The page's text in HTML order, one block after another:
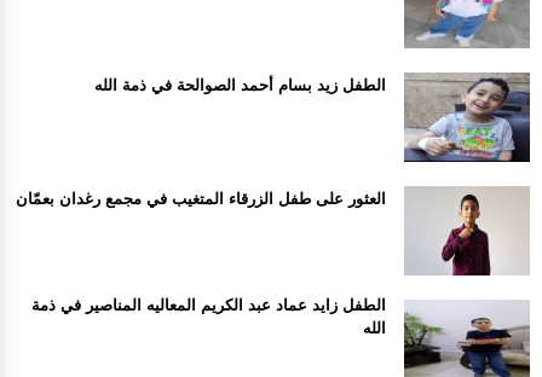
الطفل زيد بسام أحمد الصوالحة في ذمة الله
العثور على طفل الزرقاء المتغيب في مجمع رغدان بعمّان
الطفل زايد عماد عبد الكريم المعاليه المناصير في ذمة
الله